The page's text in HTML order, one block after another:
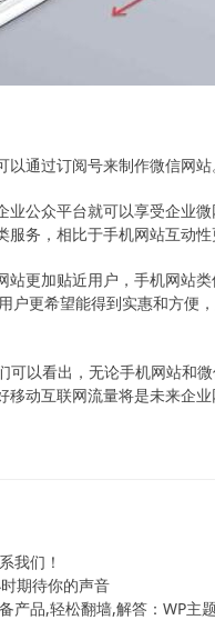
通过订阅号来制作微信网站
公众平台就可以享受企业
务，相比于手机网站互动
更加贴近用户，手机网站
户更希望能得到实惠和方便
可以看出，无论手机网站和
动互联网流量将是未来企业
我们！
期待你的声音
产品,轻松翻墙,解答：WP主